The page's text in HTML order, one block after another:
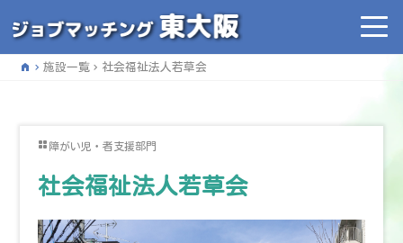
home 施設一覧 社会福祉法人若草会
障がい児・者支援部門
社会福祉法人若草会